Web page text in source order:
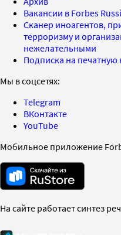
Вакансии в Forbes
Сканер иноагентов,
терроризму и
нежелательными
Подписка на
Мы в соцсетях:
Telegram
ВКонтакте
YouTube
Мобильное приложение
На сайте работает синтез